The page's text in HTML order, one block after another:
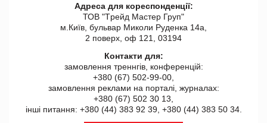
Адреса для кореспонденції:
ТОВ "Tрейд Мастер Груп"
м.Київ, бульвар Миколи Руденка 14а,
2 поверх, оф 121, 03194
Контакти для:
замовлення треннгів, конференцій:
+380 (67) 502-99-00,
замовлення реклами на порталі, журналах:
+380 (67) 502 30 13,
інші питання: +380 (44) 383 92 39, +380 (44) 383 50 34.